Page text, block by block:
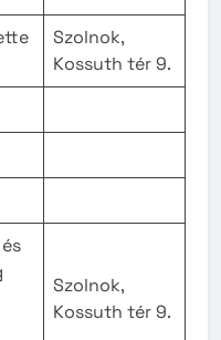
Szolnok,
Kossuth tér 9.
Szolnok,
Kossuth tér 9.